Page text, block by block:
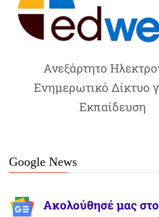
Ανεξάρτητο
Ενημερωτικό Δίκτυο
Εκπαίδευση
Google News
Ακολούθησέ μας